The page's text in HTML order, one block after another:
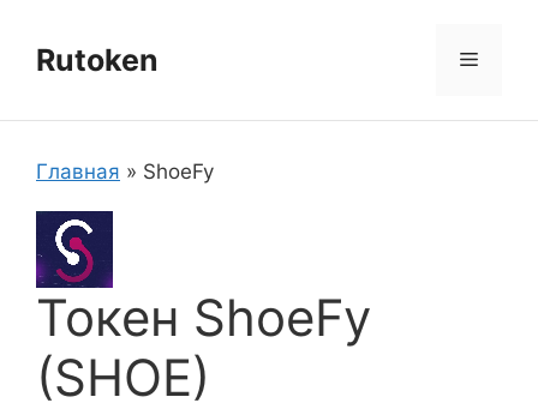
содержимому
Rutoken Меню
Главная » ShoeFy
Токен ShoeFy
(SHOE)